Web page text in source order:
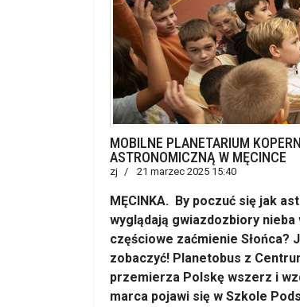
MOBILNE PLANETARIUM
ASTRONOMICZNĄ W MĘCINCE
zj 21 marzec 2025 15:40
MĘCINKA. By poczuć się jak
wyglądają gwiazdozbiory
częściowe zaćmienie
zobaczyć! Planetobus z
przemierza Polskę wszerz i
marca pojawi się w Szkole